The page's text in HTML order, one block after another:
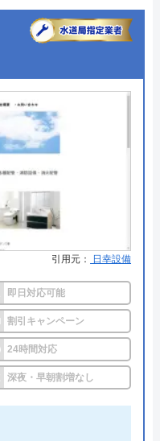
込、クレジットカー
払い決済
は公式HPでご確認ください
換サービス、リフォ
。ただし、都道府県
が異なるので、利用
どうかはよく確認し
て確認してもいいの
エリアと一緒に記載
ます。
引用元： 日幸設備
即日対応可能
割引キャンペーン
24時間対応
深夜・早朝割増なし